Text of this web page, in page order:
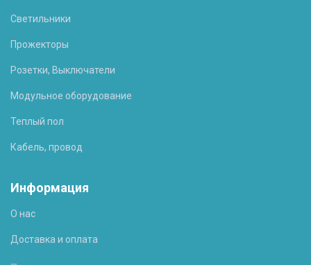
Светильники
Прожекторы
Розетки, Выключатели
Модульное оборудование
Теплый пол
Кабель, провод
Информация
О нас
Доставка и оплата